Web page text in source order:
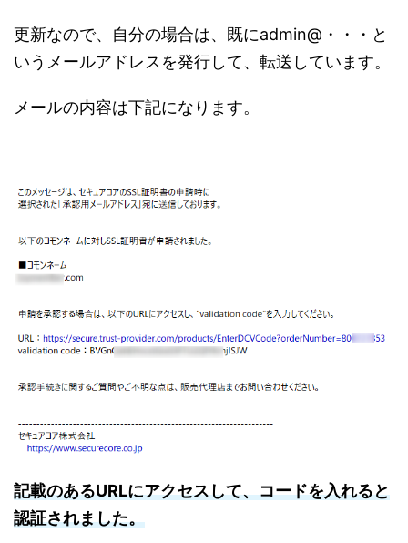
更新なので、自分の場合は、既にadmin@・・・と
いうメールアドレスを発行して、転送しています。
メールの内容は下記になります。
記載のあるURLにアクセスして、コードを入れると
認証されました。